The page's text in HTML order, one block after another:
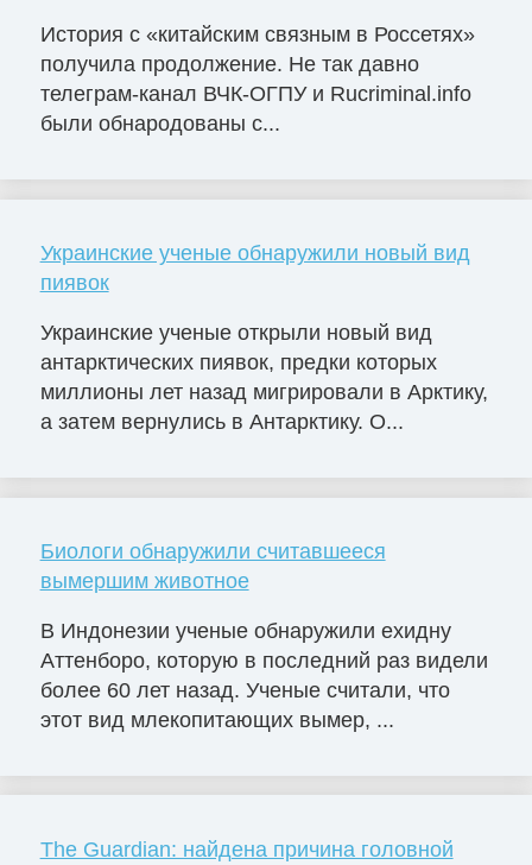
История с «китайским связным в Россетях»
получила продолжение. Не так давно
телеграм-канал ВЧК-ОГПУ и Rucriminal.info
были обнародованы с...
Украинские ученые обнаружили новый вид
пиявок
Украинские ученые открыли новый вид
антарктических пиявок, предки которых
миллионы лет назад мигрировали в Арктику,
а затем вернулись в Антарктику. О...
Биологи обнаружили считавшееся
вымершим животное
В Индонезии ученые обнаружили ехидну
Аттенборо, которую в последний раз видели
более 60 лет назад. Ученые считали, что
этот вид млекопитающих вымер, ...
The Guardian: найдена причина головной